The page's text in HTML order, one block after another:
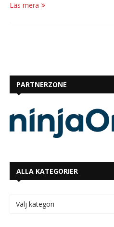
Läs mera
PARTNERZONE
ALLA KATEGORIER